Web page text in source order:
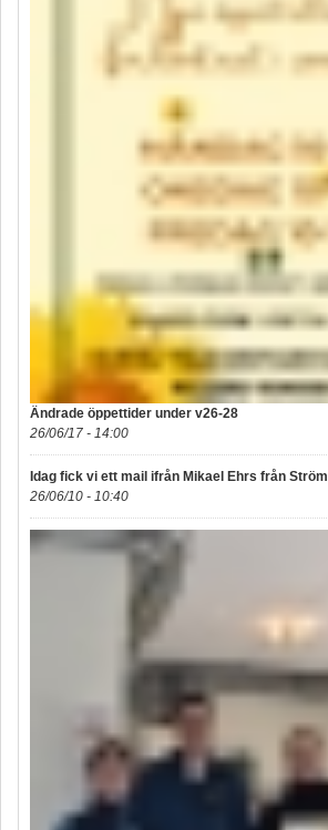
Ändrade öppettider under v26-28
26/06/17 - 14:00
Idag fick vi ett mail ifrån Mikael Ehrs från Ström
26/06/10 - 10:40